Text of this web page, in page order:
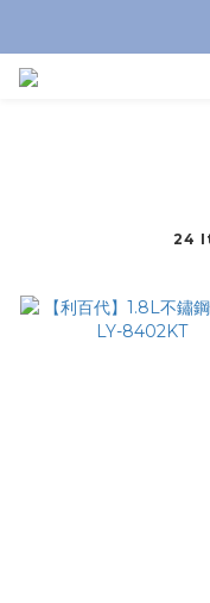
全館滿 $799 免運費 (
全館滿 $799 免運費 (
24